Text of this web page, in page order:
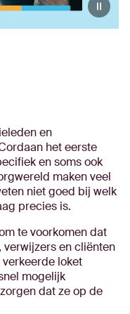
en
het eerste
en soms ook
maken veel
niet goed bij welk
precies is.
te voorkomen dat
en cliënten
loket
mogelijk
dat ze op de